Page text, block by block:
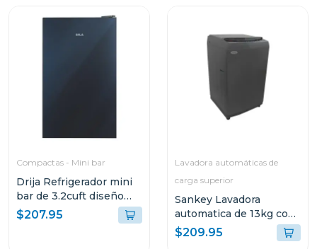
Compactas - Mini bar
Drija Refrigerador mini
bar de 3.2cuft diseño
espejo mirror 3
$207.95
Lavadora automáticas de
carga superior
Sankey Lavadora
automatica de 13kg con
bomba de expulsion
wma1371
$209.95